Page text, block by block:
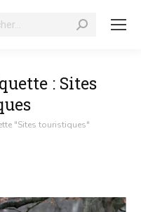
: Sites
"Sites touristiques"